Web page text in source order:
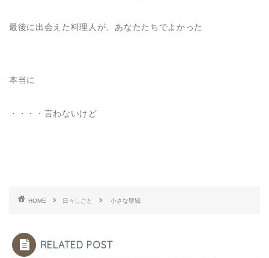
最後に出会えた料理人が、あなたたちでよかった
本当に
・・・・言わないけど
HOME 日々しごと 小さな聖域
RELATED POST